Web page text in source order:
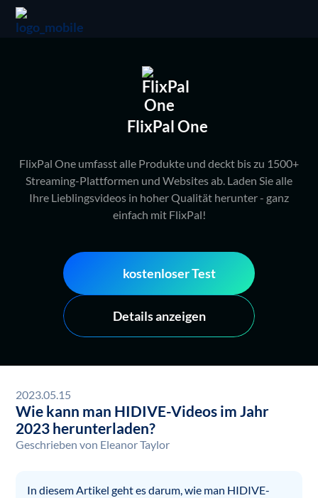
FlixPal One
FlixPal One umfasst alle Produkte und deckt bis zu 1500+
Streaming-Plattformen und Websites ab. Laden Sie alle
Ihre Lieblingsvideos in hoher Qualität herunter - ganz
einfach mit FlixPal!
kostenloser Test
Details anzeigen
2023.05.15
Wie kann man HIDIVE-Videos im Jahr
2023 herunterladen?
Geschrieben von Eleanor Taylor
In diesem Artikel geht es darum, wie man HIDIVE-